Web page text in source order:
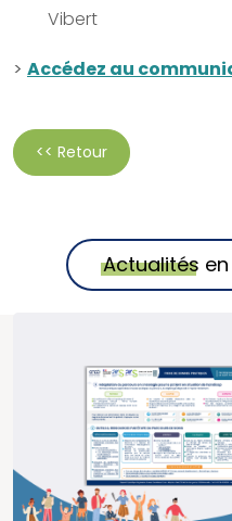
Vibert
> Accédez au
<< Retour
Actualités